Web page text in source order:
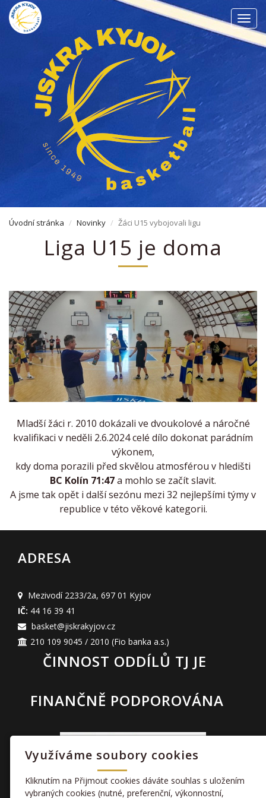
Úvodní stránka Novinky Žáci U15 vybojovali ligu
Liga U15 je doma
Mladší žáci r. 2010 dokázali ve dvoukolové a náročné
kvalifikaci v neděli 2.6.2024 celé dílo dokonat parádním
výkonem,
kdy doma porazili před skvělou atmosférou v hledišti
BC Kolín 71:47a mohlo se začít slavit.
A jsme tak opět i další sezónu mezi 32 nejlepšími týmy v
republice v této věkové kategorii.
ADRESA
Mezivodí 2233/2a, 697 01 Kyjov
IČ: 44 16 39 41
basket@jiskrakyjov.cz
210 109 9045 / 2010 (Fio banka a.s.)
ČINNOST ODDÍLŮ TJ JE
FINANČNĚ PODPOROVÁNA
Využíváme soubory cookies
Kliknutím na Přijmout cookies dáváte souhlas s uložením
vybraných cookies (nutné, preferenční, výkonnostní,